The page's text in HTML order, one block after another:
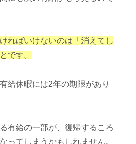
ればいけないのは「消えてし
です。
給休暇には2年の期限があり
有給の一部が、復帰するころ
ってしまうかもしれません。